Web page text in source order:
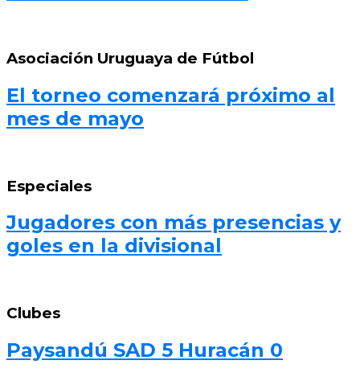
Asociación Uruguaya de Fútbol
El torneo comenzará próximo al
mes de mayo
Especiales
Jugadores con más presencias y
goles en la divisional
Clubes
Paysandú SAD 5 Huracán 0